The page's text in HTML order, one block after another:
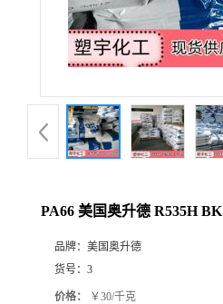
PA66 美国奥升德 R535H BK
品牌： 美国奥升德
货号： 3
价格： ￥30/千克